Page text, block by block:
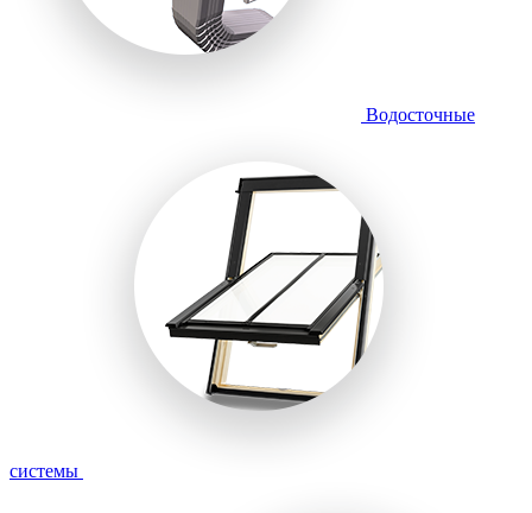
Водосточные
системы